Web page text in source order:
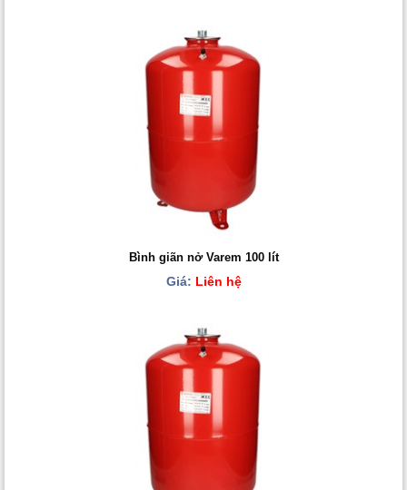
Bình giãn nở Varem 100 lít
Giá: Liên hệ